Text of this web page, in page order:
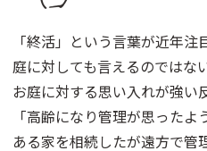
「終活」という言葉が近年
庭に対しても言えるのではな
お庭に対する思い入れが強い
「高齢になり管理が思った
ある家を相続したが遠方で管